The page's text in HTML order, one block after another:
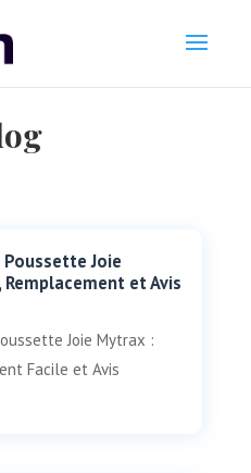
Joie
et Avis
Joie Mytrax :
Facile et Avis